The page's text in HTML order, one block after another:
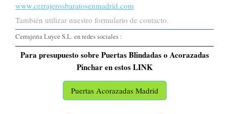
www.cerrajerosbaratosenmadrid.com
También utilizar nuestro formulario de contacto.
Cerrajeria Luyce S.L. en redes sociales :
Para presupuesto sobre Puertas Blindadas o Acorazadas
Pinchar en estos LINK
Puertas Acorazadas Madrid